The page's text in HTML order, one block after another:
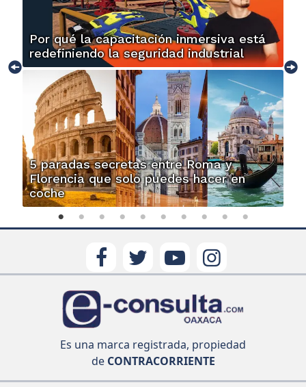
Por qué la capacitación inmersiva está
redefiniendo la seguridad industrial
5 paradas secretas entre Roma y
Florencia que solo puedes hacer en
coche
Es una marca registrada, propiedad
deCONTRACORRIENTE